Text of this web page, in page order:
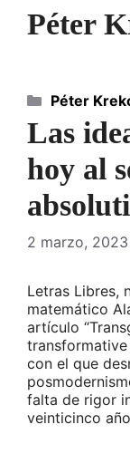
Péter
Las
hoy al
2 marzo, 2023
Letras Libres,
matemático
artículo
transformative
con el que
falta de rigor
veinticinco
Categorías
Péter